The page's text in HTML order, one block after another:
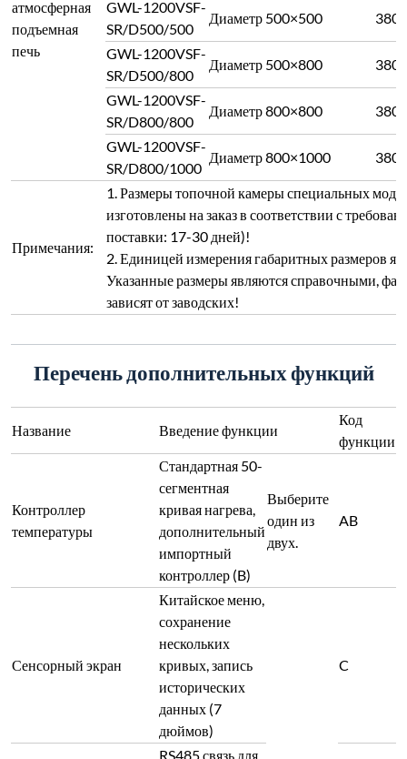
атмосферная
подъемная
печь
GWL-1200VSF-
SR/D500/500
Диаметр 500×500 380
GWL-1200VSF-
SR/D500/800
Диаметр 500×800 380
GWL-1200VSF-
SR/D800/800
Диаметр 800×800 380
GWL-1200VSF-
SR/D800/1000
Диаметр 800×1000 380
Примечания:
1. Размеры топочной камеры специальных
изготовлены на заказ в соответствии с
поставки: 17-30 дней)!
2. Единицей измерения габаритных размеров
Указанные размеры являются справочными,
зависят от заводских!
Перечень дополнительных функций
Название Введение функции
Код
функции
Контроллер
температуры
Стандартная 50-
сегментная
кривая нагрева,
дополнительный
импортный
контроллер (B)
Выберите
один из
двух.
AB
Сенсорный экран
Китайское меню,
сохранение
нескольких
кривых, запись
исторических
данных (7
дюймов)
C
RS485 связь для